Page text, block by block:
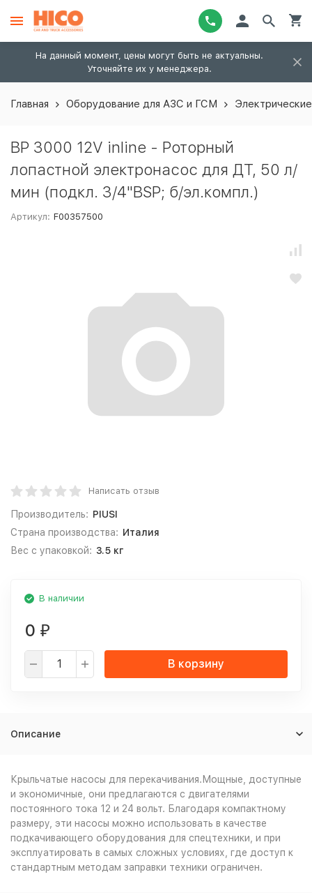
На данный момент, цены могут быть не актуальны.
Уточняйте их у менеджера.
Главная Оборудование для АЗС и ГСМ
BP 3000 12V inline - Роторный
лопастной электронасос для ДТ, 50 л/
мин (подкл. 3/4"BSP; б/эл.компл.)
Артикул: F00357500
Написать отзыв
Производитель: PIUSI
Страна производства: Италия
Вес с упаковкой: 3.5 кг
В наличии
0 ₽
В корзину
Описание
Крыльчатые насосы для перекачивания.Мощные, доступные
и экономичные, они предлагаются с двигателями
постоянного тока 12 и 24 вольт. Благодаря компактному
размеру, эти насосы можно использовать в качестве
подкачивающего оборудования для спецтехники, и при
эксплуатировать в самых сложных условиях, где доступ к
стандартным методам заправки техники ограничен.